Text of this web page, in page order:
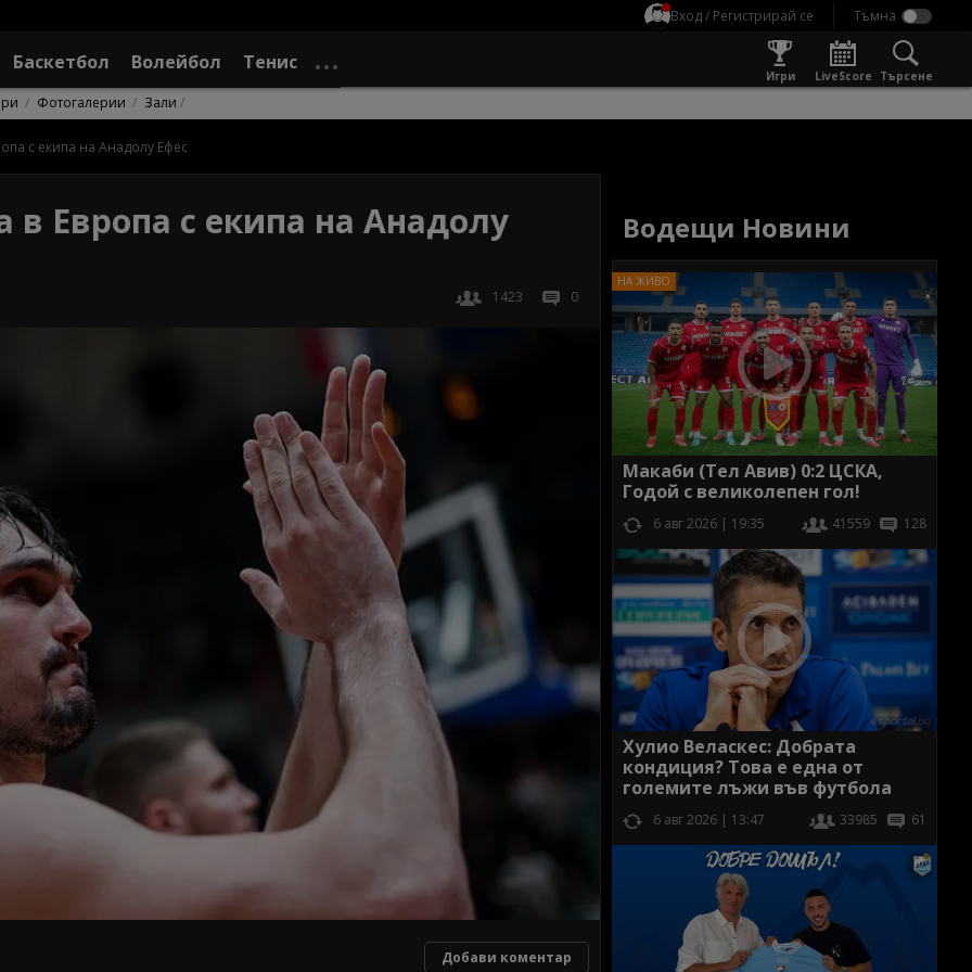
Вход / Регистрирай се
Баскетбол Волейбол Тенис
Игри LiveScore Търсене
Фотогалерии Зали
с екипа на Анадолу Ефес
Европа с екипа на Анадолу
1423 0
Добави коментар
Водещи Новини
Макаби (Тел Авив) 0:2 ЦСКА,
Годой с великолепен гол!
6 авг 2026 | 19:35 41559 128
Хулио Веласкес: Добрата
кондиция? Това е една от
големите лъжи във футбола
6 авг 2026 | 13:47 33985 61